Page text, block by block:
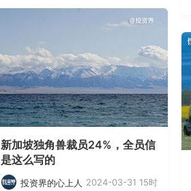
新加坡独角兽裁员24%，全员信
是这么写的
投资界的心上人 2024-03-31 15时